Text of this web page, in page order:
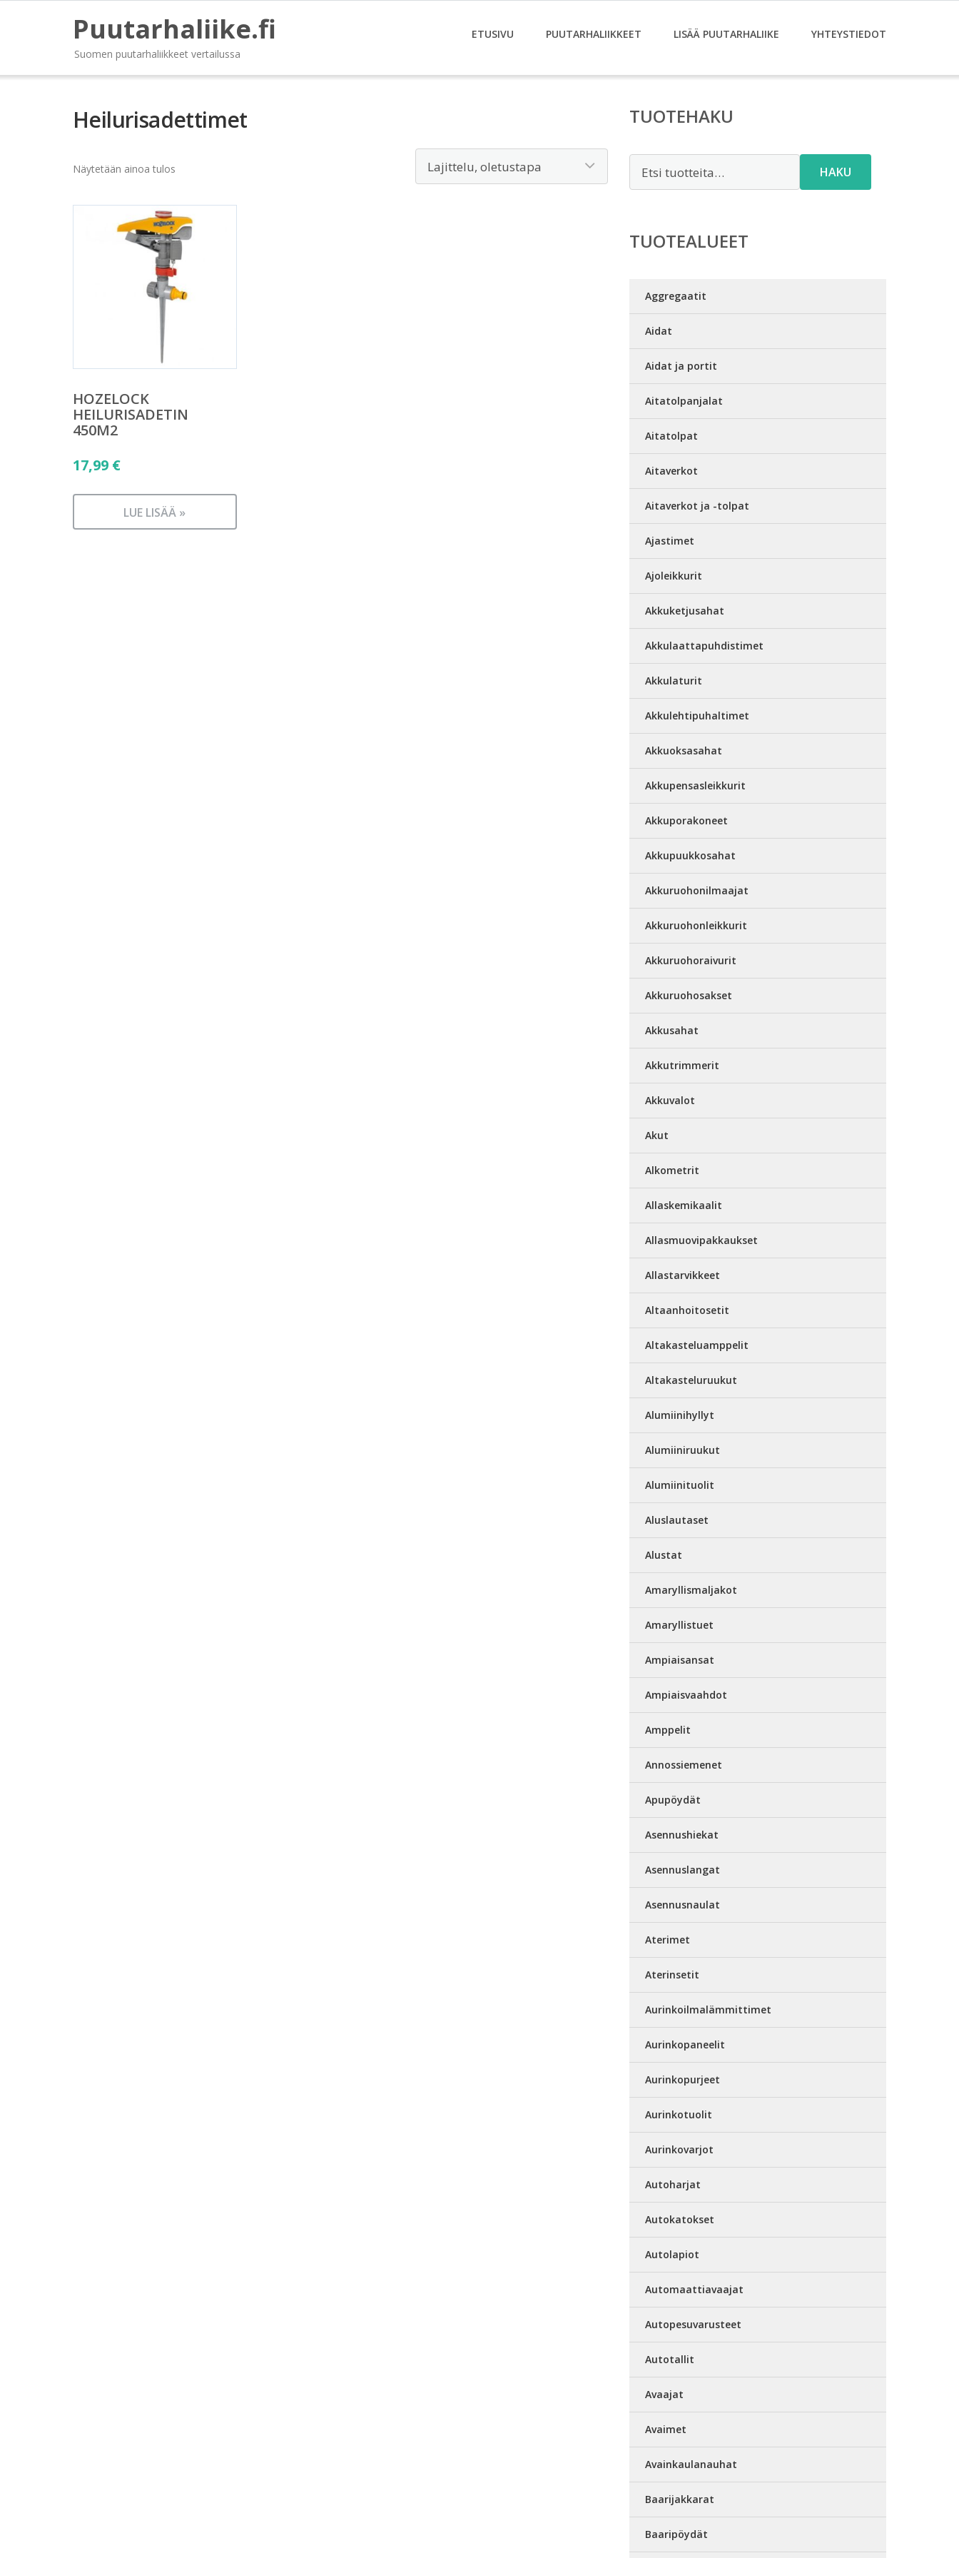
Puutarhaliike.fi
Suomen puutarhaliikkeet vertailussa
ETUSIVU PUUTARHALIIKKEET LISÄÄ PUUTARHALIIKE YHTEYSTIEDOT
Heilurisadettimet
Näytetään ainoa tulos
HOZELOCK
HEILURISADETIN
450M2
17,99 €
LUE LISÄÄ »
TUOTEHAKU
HAKU
TUOTEALUEET
Aggregaatit
Aidat
Aidat ja portit
Aitatolpanjalat
Aitatolpat
Aitaverkot
Aitaverkot ja -tolpat
Ajastimet
Ajoleikkurit
Akkuketjusahat
Akkulaattapuhdistimet
Akkulaturit
Akkulehtipuhaltimet
Akkuoksasahat
Akkupensasleikkurit
Akkuporakoneet
Akkupuukkosahat
Akkuruohonilmaajat
Akkuruohonleikkurit
Akkuruohoraivurit
Akkuruohosakset
Akkusahat
Akkutrimmerit
Akkuvalot
Akut
Alkometrit
Allaskemikaalit
Allasmuovipakkaukset
Allastarvikkeet
Altaanhoitosetit
Altakasteluamppelit
Altakasteluruukut
Alumiinihyllyt
Alumiiniruukut
Alumiinituolit
Aluslautaset
Alustat
Amaryllismaljakot
Amaryllistuet
Ampiaisansat
Ampiaisvaahdot
Amppelit
Annossiemenet
Apupöydät
Asennushiekat
Asennuslangat
Asennusnaulat
Aterimet
Aterinsetit
Aurinkoilmalämmittimet
Aurinkopaneelit
Aurinkopurjeet
Aurinkotuolit
Aurinkovarjot
Autoharjat
Autokatokset
Autolapiot
Automaattiavaajat
Autopesuvarusteet
Autotallit
Avaajat
Avaimet
Avainkaulanauhat
Baarijakkarat
Baaripöydät